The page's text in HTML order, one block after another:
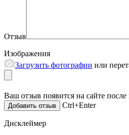
Отзыв
Изображения
Загрузить фотографии или
Ваш отзыв появится на сайте после
Ctrl+Enter
Дисклеймер